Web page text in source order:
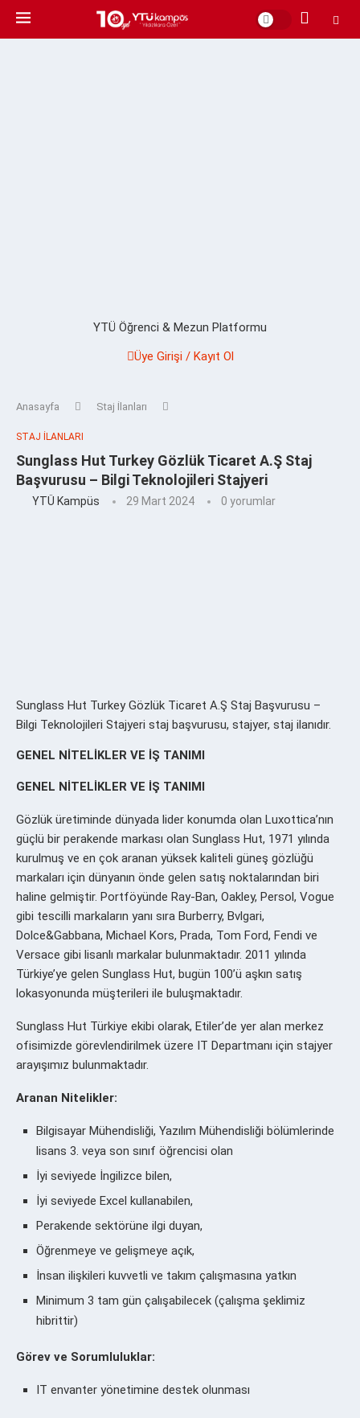
YTÜ Öğrenci & Mezun Platformu
Üye Girişi / Kayıt Ol
Anasayfa Staj İlanları
STAJ İLANLARI
Sunglass Hut Turkey Gözlük Ticaret A.Ş Staj
Başvurusu – Bilgi Teknolojileri Stajyeri
YTÜ Kampüs 29 Mart 2024 0 yorumlar
Sunglass Hut Turkey Gözlük Ticaret A.Ş Staj Başvurusu –
Bilgi Teknolojileri Stajyeri staj başvurusu, stajyer, staj ilanıdır.
GENEL NİTELİKLER VE İŞ TANIMI
GENEL NİTELİKLER VE İŞ TANIMI
Gözlük üretiminde dünyada lider konumda olan Luxottica’nın
güçlü bir perakende markası olan Sunglass Hut, 1971 yılında
kurulmuş ve en çok aranan yüksek kaliteli güneş gözlüğü
markaları için dünyanın önde gelen satış noktalarından biri
haline gelmiştir. Portföyünde Ray-Ban, Oakley, Persol, Vogue
gibi tescilli markaların yanı sıra Burberry, Bvlgari,
Dolce&Gabbana, Michael Kors, Prada, Tom Ford, Fendi ve
Versace gibi lisanlı markalar bulunmaktadır. 2011 yılında
Türkiye’ye gelen Sunglass Hut, bugün 100’ü aşkın satış
lokasyonunda müşterileri ile buluşmaktadır.
Sunglass Hut Türkiye ekibi olarak, Etiler’de yer alan merkez
ofisimizde görevlendirilmek üzere IT Departmanı için stajyer
arayışımız bulunmaktadır.
Aranan Nitelikler:
Bilgisayar Mühendisliği, Yazılım Mühendisliği bölümlerinde
lisans 3. veya son sınıf öğrencisi olan
İyi seviyede İngilizce bilen,
İyi seviyede Excel kullanabilen,
Perakende sektörüne ilgi duyan,
Öğrenmeye ve gelişmeye açık,
İnsan ilişkileri kuvvetli ve takım çalışmasına yatkın
Minimum 3 tam gün çalışabilecek (çalışma şeklimiz
hibrittir)
Görev ve Sorumluluklar:
IT envanter yönetimine destek olunması